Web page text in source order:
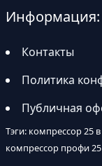
Информация:
Контакты
Политика
Публичная
Тэги: компрессор 25
компрессор профи